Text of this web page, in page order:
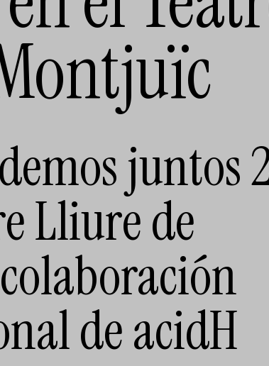
juntos
Lliure de
de acidH